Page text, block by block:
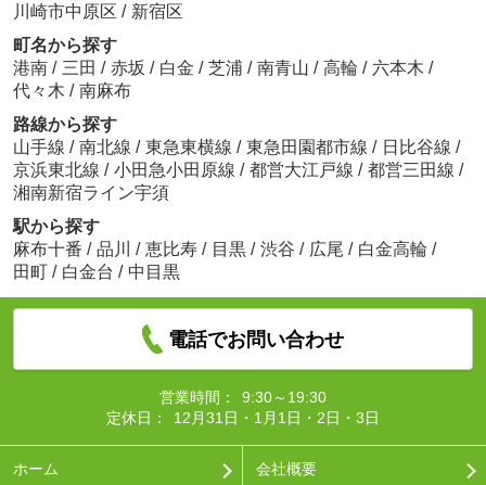
川崎市中原区 / 新宿区
町名から探す
港南 / 三田 / 赤坂 / 白金 / 芝浦 / 南青山 / 高輪 / 六本木 /
代々木 / 南麻布
路線から探す
山手線 / 南北線 / 東急東横線 / 東急田園都市線 / 日比谷線 /
京浜東北線 / 小田急小田原線 / 都営大江戸線 / 都営三田線 /
湘南新宿ライン宇須
駅から探す
麻布十番 / 品川 / 恵比寿 / 目黒 / 渋谷 / 広尾 / 白金高輪 /
田町 / 白金台 / 中目黒
電話でお問い合わせ
営業時間：
9:30～19:30
定休日：
12月31日・1月1日・2日・3日
ホーム 会社概要